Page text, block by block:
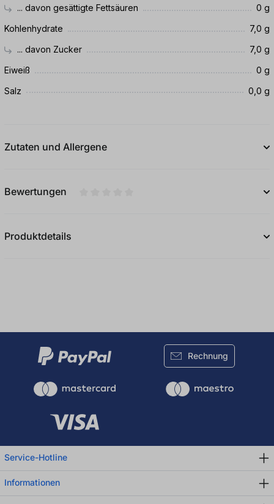
... davon gesättigte Fettsäuren
0 g
Kohlenhydrate
7,0 g
... davon Zucker
7,0 g
Eiweiß
0 g
Salz
0,0 g
Zutaten und Allergene
Bewertungen
Produktdetails
Rechnung
Service-Hotline
Informationen